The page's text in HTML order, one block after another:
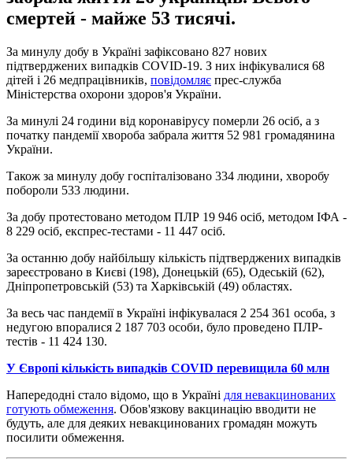
смертей - майже 53 тисячі.
За минулу добу в Україні зафіксовано 827 нових
підтверджених випадків COVID-19. З них інфікувалися 68
дітей і 26 медпрацівників, повідомляє прес-служба
Міністерства охорони здоров'я України.
За минулі 24 години від коронавірусу померли 26 осіб, а з
початку пандемії хвороба забрала життя 52 981 громадянина
України.
Також за минулу добу госпіталізовано 334 людини, хворобу
побороли 533 людини.
За добу протестовано методом ПЛР 19 946 осіб, методом ІФА -
8 229 осіб, експрес-тестами - 11 447 осіб.
За останню добу найбільшу кількість підтверджених випадків
зареєстровано в Києві (198), Донецькій (65), Одеській (62),
Дніпропетровській (53) та Харківській (49) областях.
За весь час пандемії в Україні інфікувалася 2 254 361 особа, з
недугою впоралися 2 187 703 особи, було проведено ПЛР-
тестів - 11 424 130.
У Європі кількість випадків COVID перевищила 60 млн
Напередодні стало відомо, що в Україні для невакцинованих
готують обмеження. Обов'язкову вакцинацію вводити не
будуть, але для деяких невакцинованих громадян можуть
посилити обмеження.